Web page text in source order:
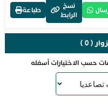
نسخ
الرابط
طباعة
( 0 )
حسب الاختيارات أسفله